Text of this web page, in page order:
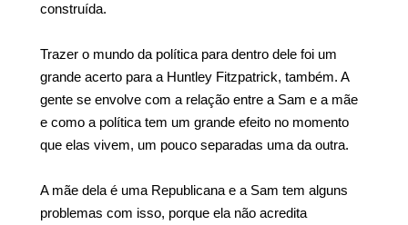
construída.
Trazer o mundo da política para dentro dele foi um
grande acerto para a Huntley Fitzpatrick, também. A
gente se envolve com a relação entre a Sam e a mãe
e como a política tem um grande efeito no momento
que elas vivem, um pouco separadas uma da outra.
A mãe dela é uma Republicana e a Sam tem alguns
problemas com isso, porque ela não acredita